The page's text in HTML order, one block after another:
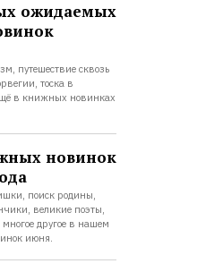
ожидаемых
путешествие сквозь
тоска в
в книжных новинках
новинок
поиск родины,
великие поэты,
другое в нашем
июня.